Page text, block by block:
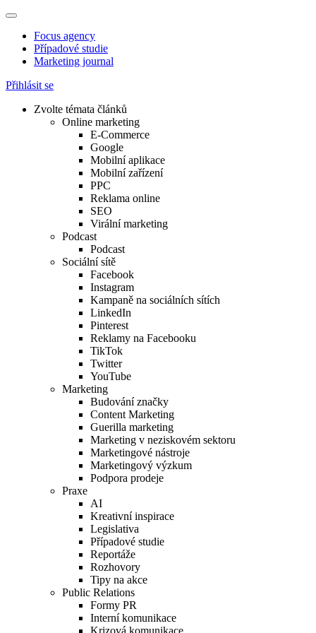
Focus agency
Případové studie
Marketing journal
Přihlásit se
Zvolte témata článků
Online marketing
E-Commerce
Google
Mobilní aplikace
Mobilní zařízení
PPC
Reklama online
SEO
Virální marketing
Podcast
Podcast
Sociální sítě
Facebook
Instagram
Kampaně na sociálních sítích
LinkedIn
Pinterest
Reklamy na Facebooku
TikTok
Twitter
YouTube
Marketing
Budování značky
Content Marketing
Guerilla marketing
Marketing v neziskovém sektoru
Marketingové nástroje
Marketingový výzkum
Podpora prodeje
Praxe
AI
Kreativní inspirace
Legislativa
Případové studie
Reportáže
Rozhovory
Tipy na akce
Public Relations
Formy PR
Interní komunikace
Krizová komunikace